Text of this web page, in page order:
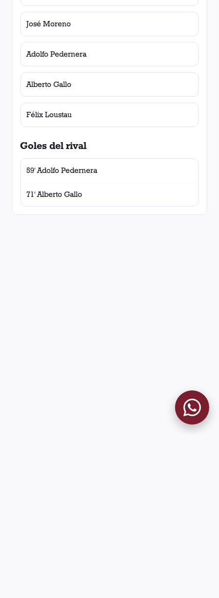
José Moreno
Adolfo Pedernera
Alberto Gallo
Félix Loustau
Goles del rival
59' Adolfo Pedernera
71' Alberto Gallo